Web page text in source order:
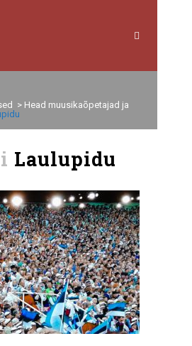
> Head muusikaõpetajad ja
Laulupidu